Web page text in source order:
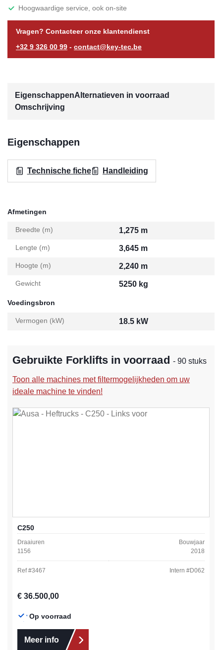
Hoogwaardige service, ook on-site
Vragen? Contacteer onze klantendienst
+32 9 326 00 99 - contact@key-tec.be
EigenschappenAlternatieven in voorraad
Omschrijving
Eigenschappen
Technische fiche Handleiding
Afmetingen
Breedte (m) 1,275 m
Lengte (m) 3,645 m
Hoogte (m) 2,240 m
Gewicht 5250 kg
Voedingsbron
Vermogen (kW) 18.5 kW
Gebruikte Forklifts in voorraad - 90 stuks
Toon alle machines met filtermogelijkheden om uw
ideale machine te vinden!
C250
Draaiuren
1156
Bouwjaar
2018
Ref #3467 Intern #D062
Normale prijs:
€ 36.500,00
Op voorraad
Meer info